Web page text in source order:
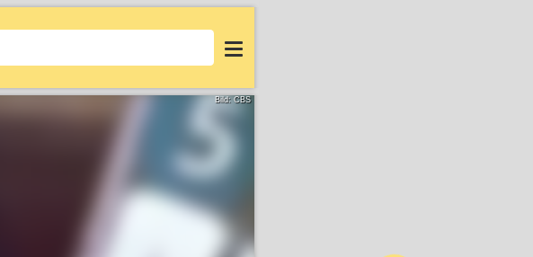
Login
Bild: CBS